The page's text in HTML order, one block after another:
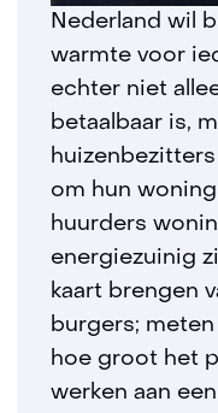
Nederland wil
warmte voor
echter niet
betaalbaar is,
om hun
huurders
energiezuinig
kaart brengen
burgers;
hoe groot het
werken aan